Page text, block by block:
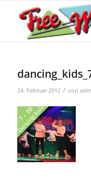
24. Februar 2012 / von